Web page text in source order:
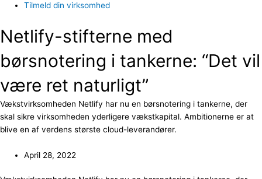
Tilmeld din virksomhed
Netlify-stifterne med
børsnotering i tankerne: “Det vil
være ret naturligt”
Vækstvirksomheden Netlify har nu en børsnotering i tankerne, der
skal sikre virksomheden yderligere vækstkapital. Ambitionerne er at
blive en af verdens største cloud-leverandører.
April 28, 2022